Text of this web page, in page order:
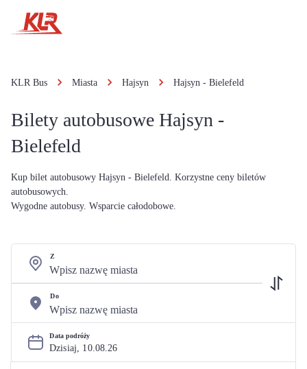
KLR Bus Miasta Hajsyn Hajsyn - Bielefeld
Bilety autobusowe Hajsyn -
Bielefeld
Kup bilet autobusowy Hajsyn - Bielefeld. Korzystne ceny biletów
autobusowych.
Wygodne autobusy. Wsparcie całodobowe.
Z
Do
Data podróży
Dzisiaj, 10.08.26